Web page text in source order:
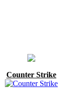
Counter Strike